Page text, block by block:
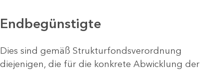
Endbegünstigte
Dies sind gemäß Strukturfondsverordnung
diejenigen, die für die konkrete Abwicklung der